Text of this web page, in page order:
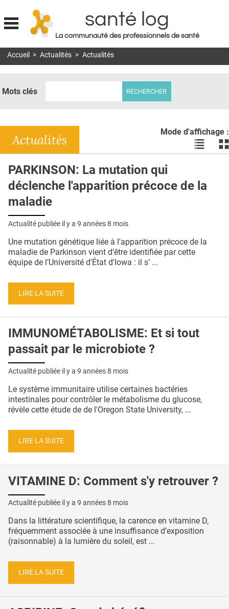
Jump to navigation
santé log
La communauté des professionnels de santé
MON COMPTE
DOSSIERS
RÉSEAUX
E-REVUE SAD
L'APP
PUBLICITÉ
CONTACT
Accueil > Actualités > Actualités
Mots clés
Mode d'affichage :
Voir
les
liste
les
Actualités
PARKINSON: La mutation qui
déclenche l'apparition précoce de la
maladie
Actualité publiée il y a 9 années 8 mois
Une mutation génétique liée à l'apparition précoce de la
maladie de Parkinson vient d’être identifiée par cette
équipe de l’Université d'État d'Iowa : il s’ ...
LIRE LA SUITE
IMMUNOMÉTABOLISME: Et si tout
passait par le microbiote ?
Actualité publiée il y a 9 années 8 mois
Le système immunitaire utilise certaines bactéries
intestinales pour contrôler le métabolisme du glucose,
révèle cette étude de de l'Oregon State University, ...
LIRE LA SUITE
VITAMINE D: Comment s'y retrouver ?
Actualité publiée il y a 9 années 8 mois
Dans la littérature scientifique, la carence en vitamine D,
fréquemment associée à une insuffisance d’exposition
(raisonnable) à la lumière du soleil, est ...
LIRE LA SUITE